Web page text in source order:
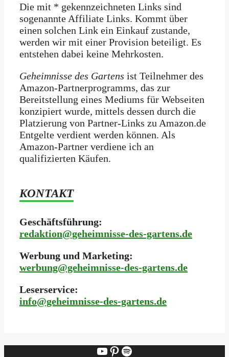
Die mit * gekennzeichneten Links sind
sogenannte Affiliate Links. Kommt über
einen solchen Link ein Einkauf zustande,
werden wir mit­ einer Provision beteiligt. Es
entstehen dabei keine Mehrkosten.
Geheimnisse des Gartens ist Teilnehmer des
Amazon-Partnerprogramms, das zur
Bereitstellung eines Mediums für Webseiten
konzipiert wurde, mittels dessen durch die
Platzierung von Partner-Links zu Amazon.de
Entgelte verdient werden können. Als
Amazon-Partner verdiene ich an
qualifizierten Käufen.
KONTAKT
Geschäftsführung:
redaktion@geheimnisse-des-gartens.de
Werbung und Marketing:
werbung@geheimnisse-des-gartens.de
Leserservice:
info@geheimnisse-des-gartens.de
YouTube
Pinterest
Spotify